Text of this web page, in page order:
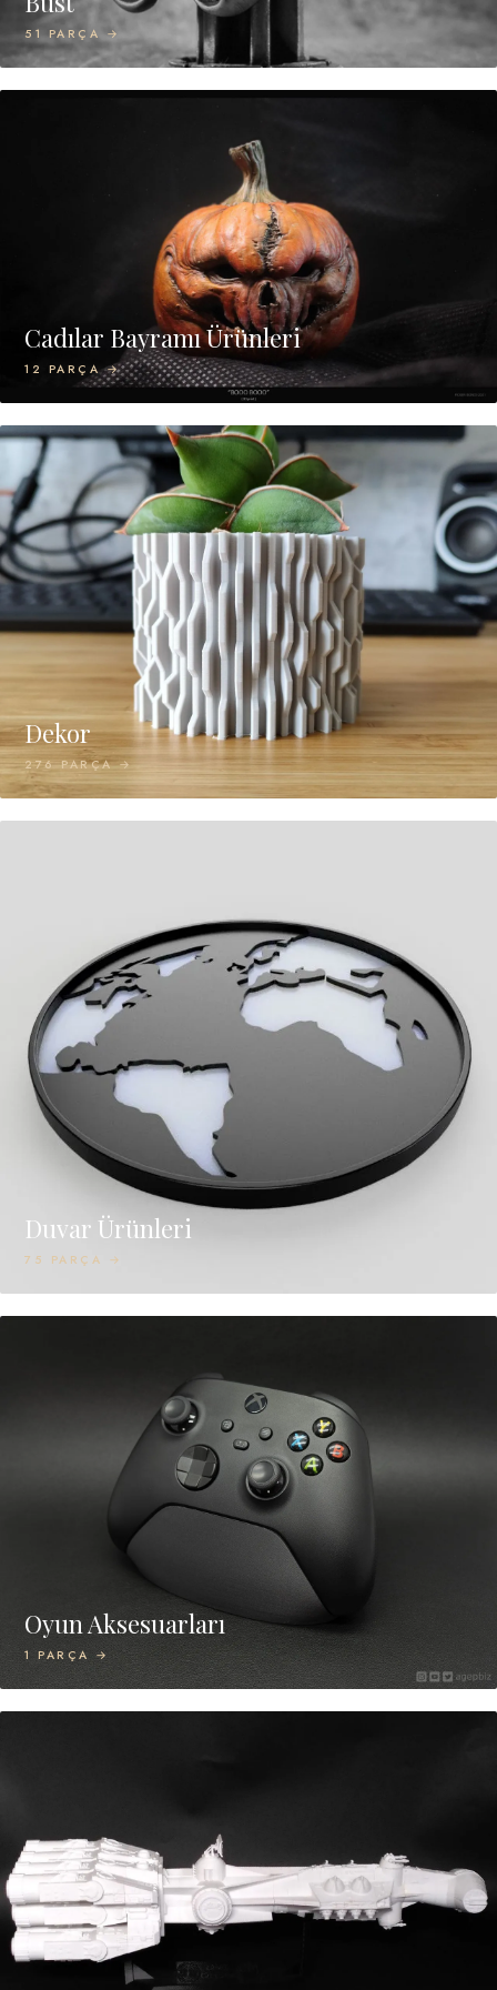
51 PARÇA →
Cadılar Bayramı Ürünleri
12 PARÇA →
Dekor
276 PARÇA →
Duvar Ürünleri
75 PARÇA →
Oyun Aksesuarları
1 PARÇA →